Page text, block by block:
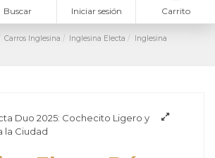
Buscar Iniciar sesión Carrito
Carros Inglesina Inglesina Electa
Inglesina